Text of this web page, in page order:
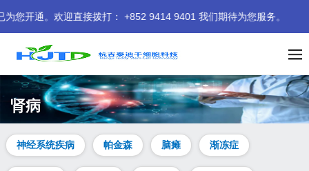
。欢迎直接拨打： +852 9414 9401 我们期待为您服务。
肾病
神经系统疾病 帕金森 脑瘫 渐冻症